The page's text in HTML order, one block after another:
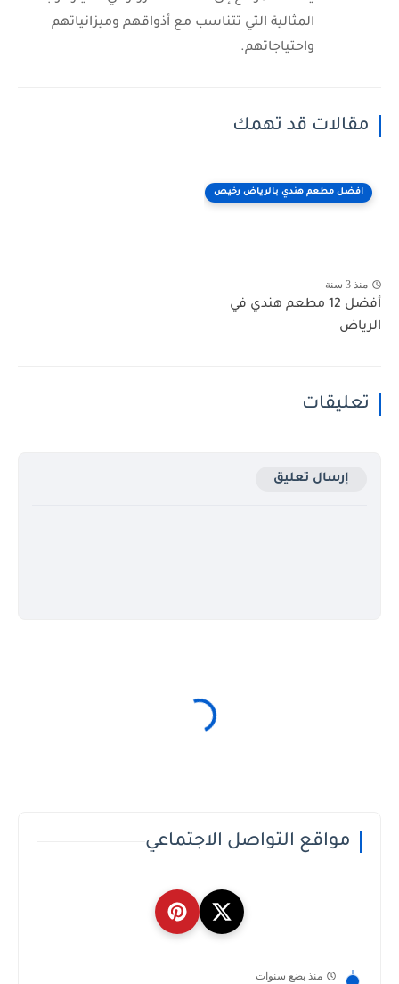
المثالية التي تتناسب مع أذواقهم وميزانياتهم
واحتياجاتهم.
مقالات قد تهمك
افضل مطعم هندي بالرياض رخيص
منذ 3 سنة
أفضل 12 مطعم هندي في
الرياض
تعليقات
إرسال تعليق
مواقع التواصل الاجتماعي
منذ بضع سنوات